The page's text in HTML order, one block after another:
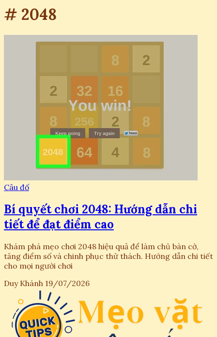
# 2048
Câu đố
Bí quyết chơi 2048: Hướng dẫn chi
tiết để đạt điểm cao
Khám phá mẹo chơi 2048 hiệu quả để làm chủ bàn cờ,
tăng điểm số và chinh phục thử thách. Hướng dẫn chi tiết
cho mọi người chơi
Duy Khánh 19/07/2026